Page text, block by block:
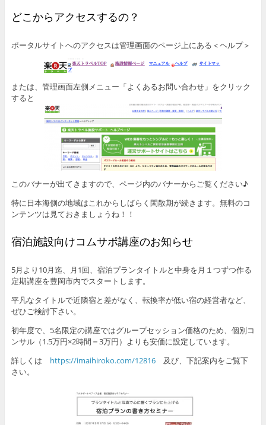
どこからアクセスするの？
ポータルサイトへのアクセスは管理画面のページ上にある＜ヘルプ＞
または、管理画面左側メニュー「よくあるお問い合わせ」をクリック
すると
このバナーが出てきますので、ページ内のバナーからご覧ください♪
特に日本海側の地域はこれからしばらく閑散期が続きます。無料のコ
ンテンツは見ておきましょうね！！
宿泊施設向けコムサポ講座のお知らせ
5月より10月迄、月1回、宿泊プランタイトルと中身を月１つずつ作る
定期講座を豊岡市内でスタートします。
平凡なタイトルで近隣宿と差がなく、転換率が低い宿の経営者など、
ぜひご検討下さい。
初年度で、5名限定の講座ではグループセッション価格のため、個別コ
ンサル（1.5万円×2時間＝3万円）よりも安価に設定しています。
詳しくは https://imaihiroko.com/12816及び、下記案内をご覧下
さい。